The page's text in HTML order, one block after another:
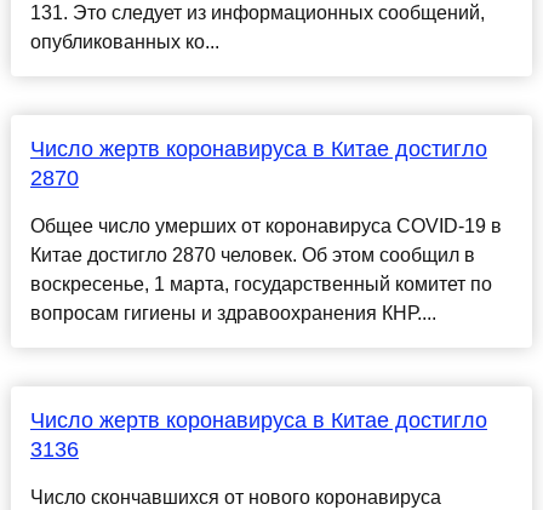
131. Это следует из информационных сообщений,
опубликованных ко...
Число жертв коронавируса в Китае достигло
2870
Общее число умерших от коронавируса COVID-19 в
Китае достигло 2870 человек. Об этом сообщил в
воскресенье, 1 марта, государственный комитет по
вопросам гигиены и здравоохранения КНР....
Число жертв коронавируса в Китае достигло
3136
Число скончавшихся от нового коронавируса